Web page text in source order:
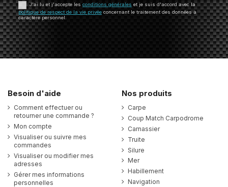
J'ai lu et j'accepte les conditions générales et je suis d'accord avec la
politique de respect de la vie privéeconcernant le traitement des données à
caractère personnel.
Besoin d'aide
Comment effectuer ou
retourner une commande ?
Mon compte
Visualiser ou suivre mes
commandes
Visualiser ou modifier mes
adresses
Gérer mes informations
personnelles
Nos produits
Carpe
Coup Match Carpodrome
Carnassier
Truite
Silure
Mer
Habillement
Navigation